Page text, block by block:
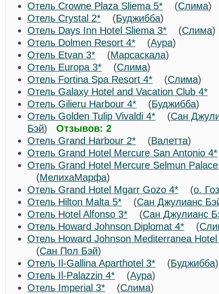
Отель Crowne Plaza Sliema 5* (Слима
Отель Crystal 2* (Буджибба)
Отель Days Inn Hotel Sliema 3* (Слима
Отель Dolmen Resort 4* (Аура)
Отель Etvan 3* (Марсаскала)
Отель Europa 3* (Слима)
Отель Fortina Spa Resort 4* (Слима)
Отель Galaxy Hotel and Vacation Club 4*
Отель Gilieru Harbour 4* (Буджибба)
Отель Golden Tulip Vivaldi 4* (Сан
Бэй) Отзывов: 2
Отель Grand Harbour 2* (Валетта)
Отель Grand Hotel Mercure San Antonio 4*
Отель Grand Hotel Mercure Selmun
(МелихаМарфа)
Отель Grand Hotel Mgarr Gozo 4* (о.
Отель Hilton Malta 5* (Сан Джулианс
Отель Hotel Alfonso 3* (Сан Джулианс
Отель Howard Johnson Diplomat 4* (
Отель Howard Johnson Mediterranea
(Сан Пол Бэй)
Отель Il-Gallina Aparthotel 3* (Буджибба
Отель Il-Palazzin 4* (Аура)
Отель Imperial 3* (Слима)